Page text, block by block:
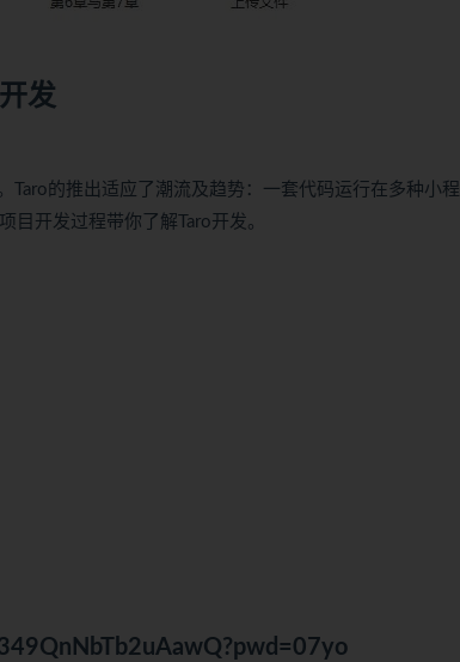
发
的推出适应了潮流及趋势：一套代码运行在多种小程
开发过程带你了解Taro开发。